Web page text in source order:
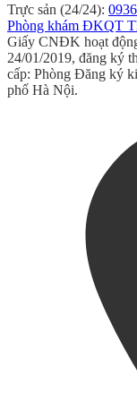
Trực sản (24/24):
Phòng khám ĐKQT
Giấy CNĐK hoạt
24/01/2019, đăng ký
cấp: Phòng Đăng ký
phố Hà Nội.